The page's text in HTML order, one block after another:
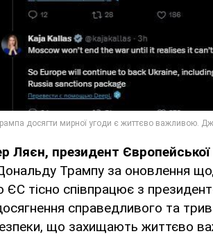
Ляєн, президент Європейської
Трампу за оновлення
ЄС тісно співпрацює з
справедливого та
безпеки, що захищають життєво